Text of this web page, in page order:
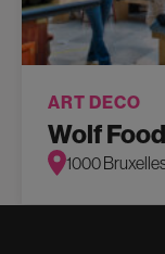
ART DECO
Wolf
1000